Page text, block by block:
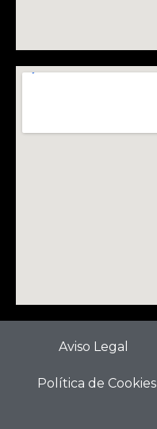
Aviso Legal
Política de Cookies